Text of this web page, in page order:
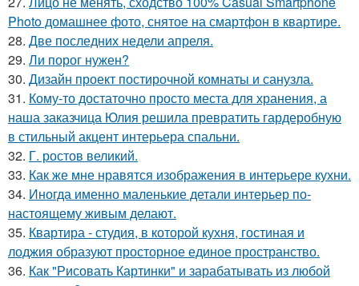
Photo домашнее фото, снятое на смартфон в квартире.
28. Две последних недели апреля.
29. Ли порог нужен?
30. Дизайн проект постирочной комнаты и санузла.
31. Кому-то достаточно просто места для хранения, а
наша заказчица Юлия решила превратить гардеробную
в стильный акцент интерьера спальни.
32. Г. ростов великий.
33. Как же мне нравятся изображения в интерьере кухни.
34. Иногда именно маленькие детали интерьер по-
настоящему живым делают.
35. Квартира - студия, в которой кухня, гостиная и
лоджия образуют просторное единое пространство.
36. Как "Рисовать Картинки" и зарабатывать из любой